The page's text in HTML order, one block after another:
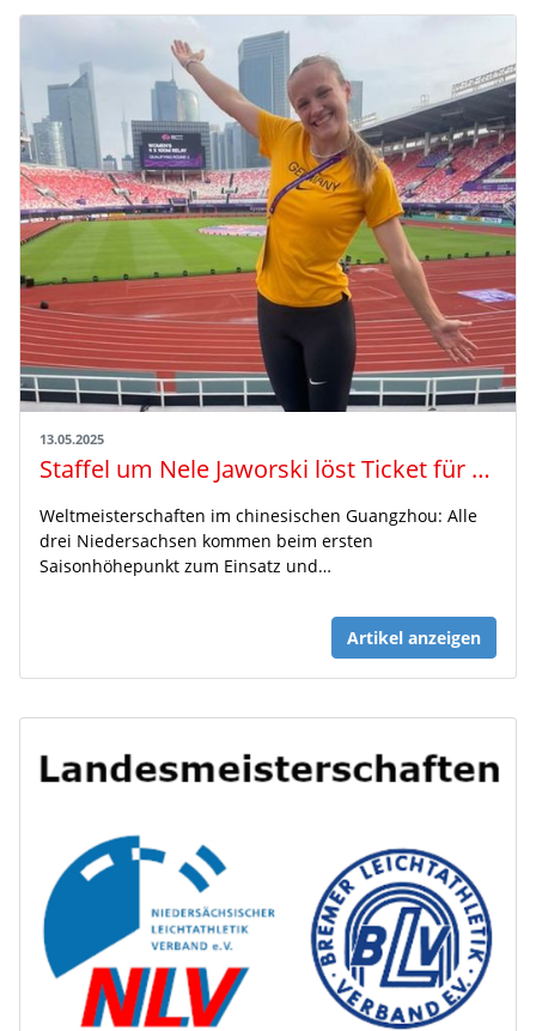
13.05.2025
Staffel um Nele Jaworski löst Ticket für Tokio
Weltmeisterschaften im chinesischen Guangzhou: Alle
drei Niedersachsen kommen beim ersten
Saisonhöhepunkt zum Einsatz und…
Artikel anzeigen